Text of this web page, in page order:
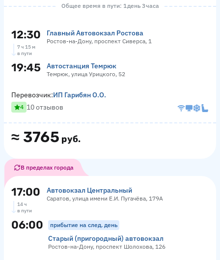
Общее время в пути: 1 день 3 часа
12:30 Главный Автовокзал Ростова
Ростов-на-Дону, проспект Сиверса, 1
7 ч 15 м
в пути
19:45 Автостанция Темрюк
Темрюк, улица Урицкого, 52
≈ 3765 руб.
Перевозчик:ИП Гарибян О.О.
4 10 отзывов
В пределах города
17:00 Автовокзал Центральный
Саратов, улица имени Е.И. Пугачёва, 179А
14 ч
в пути
06:00 прибытие на след. день
Старый (пригородный) автовокзал
Ростов-на-Дону, проспект Шолохова, 126